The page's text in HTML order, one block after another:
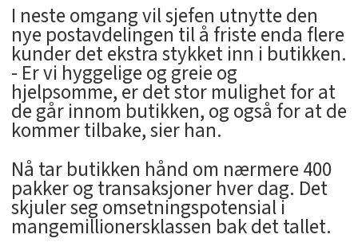
I neste omgang vil sjefen utnytte den
nye postavdelingen til å friste enda flere
kunder det ekstra stykket inn i butikken.
- Er vi hyggelige og greie og
hjelpsomme, er det stor mulighet for at
de går innom butikken, og også for at de
kommer tilbake, sier han.
Nå tar butikken hånd om nærmere 400
pakker og transaksjoner hver dag. Det
skjuler seg omsetningspotensial i
mangemillionersklassen bak det tallet.